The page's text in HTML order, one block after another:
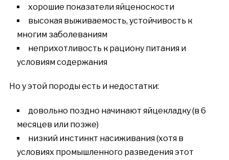
хорошие показатели яйценоскости
высокая выживаемость, устойчивость к
многим заболеваниям
неприхотливость к рациону питания и
условиям содержания
Но у этой породы есть и недостатки:
довольно поздно начинают яйцекладку (в 6
месяцев или позже)
низкий инстинкт насиживания (хотя в
условиях промышленного разведения этот